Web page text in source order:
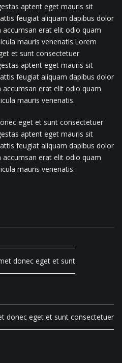
aptent eget mauris sit
feugiat aliquam dapibus dolor
erat elit odio quam
mauris venenatis.Lorem
et sunt consectetuer
aptent eget mauris sit
feugiat aliquam dapibus dolor
erat elit odio quam
mauris venenatis.
eget et sunt consectetuer
aptent eget mauris sit
feugiat aliquam dapibus dolor
erat elit odio quam
mauris venenatis.
donec eget et sunt
donec eget et sunt consectetuer